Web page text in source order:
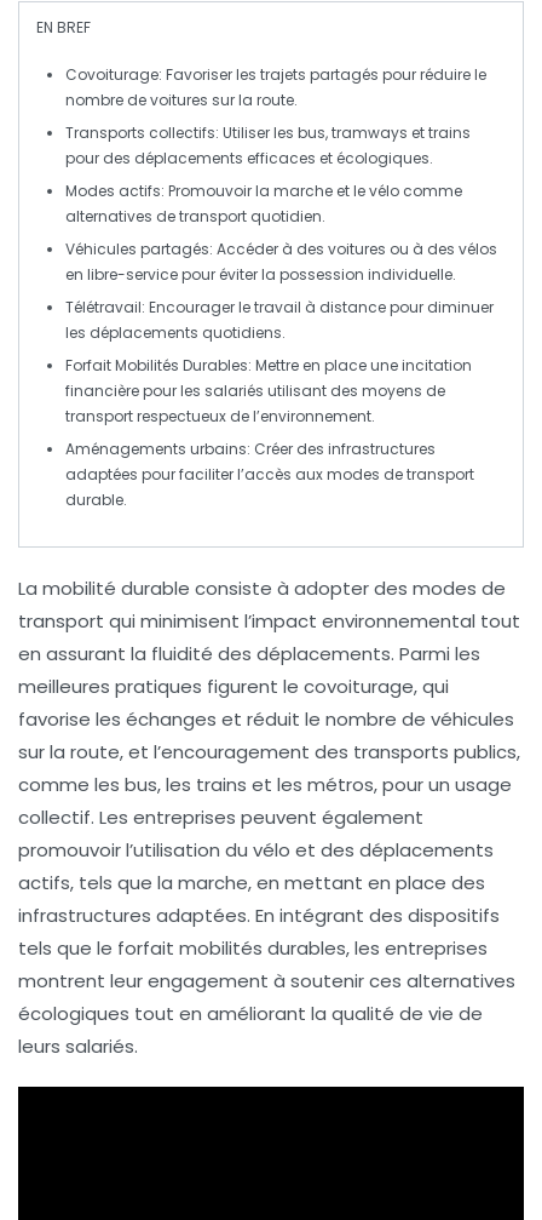
EN BREF
Covoiturage: Favoriser les trajets partagés pour réduire le
nombre de voitures sur la route.
Transports collectifs: Utiliser les bus, tramways et trains
pour des déplacements efficaces et écologiques.
Modes actifs: Promouvoir la marche et levélo comme
alternatives de transport quotidien.
Véhicules partagés: Accéder à des voitures ou à des vélos
en libre-service pour éviter la possession individuelle.
Télétravail: Encourager le travail à distance pour diminuer
les déplacements quotidiens.
Forfait Mobilités Durables: Mettre en place une incitation
financière pour les salariés utilisant des moyens de
transport respectueux de l’environnement.
Aménagements urbains: Créer des infrastructures
adaptées pour faciliter l’accès aux modes de transport
durable.
La mobilité durable consiste à adopter des modes de
transport qui minimisent l’impact environnemental tout
en assurant la fluidité des déplacements. Parmi les
meilleures pratiques figurent le covoiturage, qui
favorise les échanges et réduit le nombre de véhicules
sur la route, et l’encouragement des transports publics,
comme les bus, les trains et les métros, pour un usage
collectif. Les entreprises peuvent également
promouvoir l’utilisation du vélo et des déplacements
actifs, tels que la marche, en mettant en place des
infrastructures adaptées. En intégrant des dispositifs
tels que le forfait mobilités durables, les entreprises
montrent leur engagement à soutenir ces alternatives
écologiques tout en améliorant la qualité de vie de
leurs salariés.